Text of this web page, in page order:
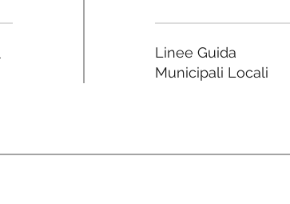
Linee Guida
Municipali Locali